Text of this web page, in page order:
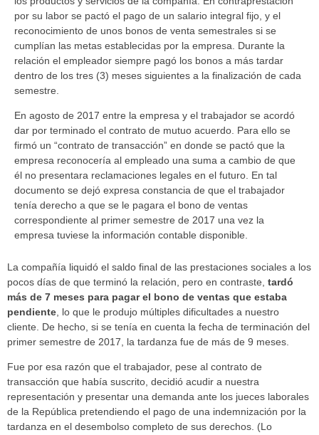
por su labor se pactó el pago de un salario integral fijo, y el
reconocimiento de unos bonos de venta semestrales si se
cumplían las metas establecidas por la empresa. Durante la
relación el empleador siempre pagó los bonos a más tardar
dentro de los tres (3) meses siguientes a la finalización de cada
semestre.
En agosto de 2017 entre la empresa y el trabajador se acordó
dar por terminado el contrato de mutuo acuerdo. Para ello se
firmó un “contrato de transacción” en donde se pactó que la
empresa reconocería al empleado una suma a cambio de que
él no presentara reclamaciones legales en el futuro. En tal
documento se dejó expresa constancia de que el trabajador
tenía derecho a que se le pagara el bono de ventas
correspondiente al primer semestre de 2017 una vez la
empresa tuviese la información contable disponible.
La compañía liquidó el saldo final de las prestaciones sociales a los
pocos días de que terminó la relación, pero en contraste, tardó
más de 7 meses para pagar el bono de ventas que estaba
pendiente , lo que le produjo múltiples dificultades a nuestro
cliente. De hecho, si se tenía en cuenta la fecha de terminación del
primer semestre de 2017, la tardanza fue de más de 9 meses.
Fue por esa razón que el trabajador, pese al contrato de
transacción que había suscrito, decidió acudir a nuestra
representación y presentar una demanda ante los jueces laborales
de la República pretendiendo el pago de una indemnización por la
tardanza en el desembolso completo de sus derechos. (Lo